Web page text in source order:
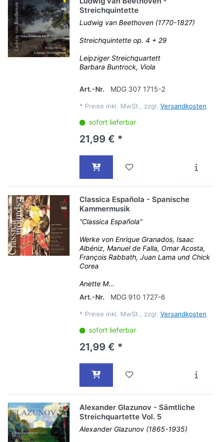
Streichquintette
Ludwig van Beethoven (1770-1827)
Streichquintette op. 4 + 29
Leipziger Streichquartett
Barbara Buntrock, Viola
Art.-Nr. MDG 307 1715-2
* Preise inkl. MwSt., zzgl. Versandkosten
sofort lieferbar
21,99 € *
Classica Española - Spanische
Kammermusik
“Classica Española”
Werke von Enrique Granados, Isaac
Albéniz, Manuel de Falla, Omar Acosta,
François Rabbath, Juan Lama und Chick
Corea
Anette M...
Art.-Nr.
MDG 910 1727-6
* Preise inkl. MwSt., zzgl. Versandkosten
sofort lieferbar
21,99 € *
Alexander Glazunov - Sämtliche
Streichquartette Vol. 5
Alexander Glazunov (1865-1935)